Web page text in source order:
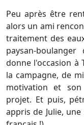
Peu après être
alors un ami
traitement des
paysan-
donne l'occasion à
la campagne, de
motivation et
projet. Et puis,
appris de Julie,